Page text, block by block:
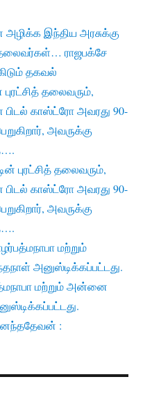
அழிக்க இந்திய அரசுக்கு
ராஜபக்சே
தகவல்
புரட்சித் தலைவரும்,
பிடல் காஸ்ட்ரோ அவரது 90-
அவருக்கு
புரட்சித் தலைவரும்,
பிடல் காஸ்ட்ரோ அவரது 90-
அவருக்கு
மற்றும்
அனுஸ்டிக்கப்பட்டது.
மற்றும் அன்னை
: